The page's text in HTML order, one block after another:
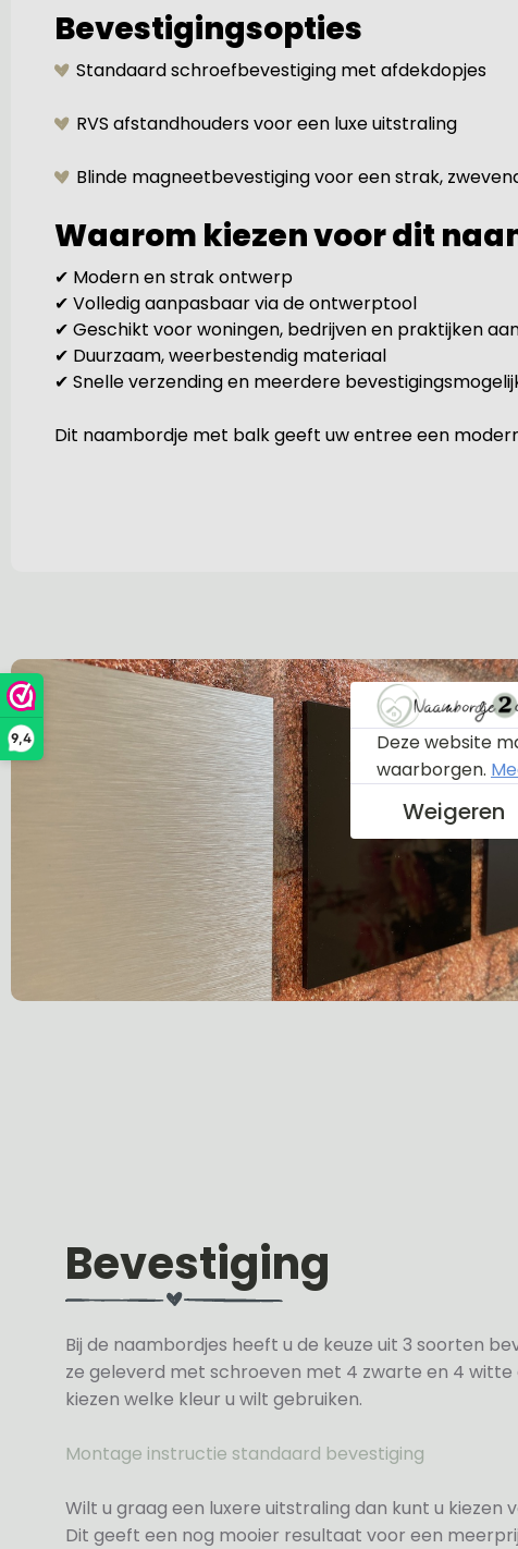
9,4
Bevestigingsopties
Standaard schroefbevestiging met afdekdopjes
RVS afstandhouders voor een luxe uitstraling
Blinde magneetbevestiging voor een strak,
Waarom kiezen voor dit
✔ Modern en strak ontwerp
✔ Volledig aanpasbaar via de ontwerptool
✔ Geschikt voor woningen, bedrijven en praktijken
✔ Duurzaam, weerbestendig materiaal
✔ Snelle verzending en meerdere
Dit naambordje met balk geeft uw entree een
Bevestiging
Bij de naambordjes heeft u de keuze uit 3 soorten
ze geleverd met schroeven met 4 zwarte en 4 witte
kiezen welke kleur u wilt gebruiken.
Montage instructie standaard bevestiging
Wilt u graag een luxere uitstraling dan kunt u kiezen
Dit geeft een nog mooier resultaat voor een
Deze website
waarborgen.
Weigeren